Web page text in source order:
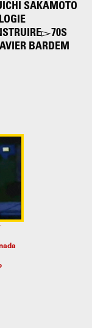
SAKAMOTO
70S
BARDEM